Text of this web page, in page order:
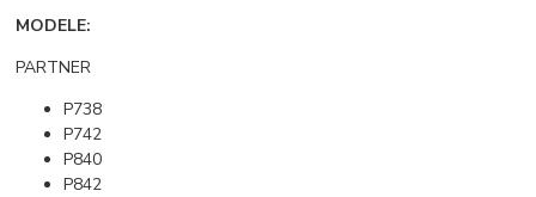
MODELE:
PARTNER
P738
P742
P840
P842